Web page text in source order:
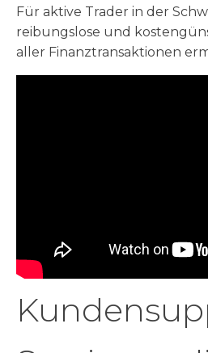
Für aktive Trader in der
reibungslose und
aller Finanztransaktionen